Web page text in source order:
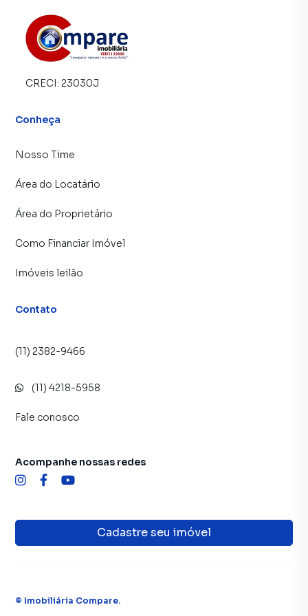
CRECI: 23030J
Conheça
Nosso Time
Área do Locatário
Área do Proprietário
Como Financiar Imóvel
Imóveis leilão
Contato
(11) 2382-9466
(11) 4218-5958
Fale conosco
Cadastre seu imóvel
Acompanhe nossas redes
© Imobiliária Compare.